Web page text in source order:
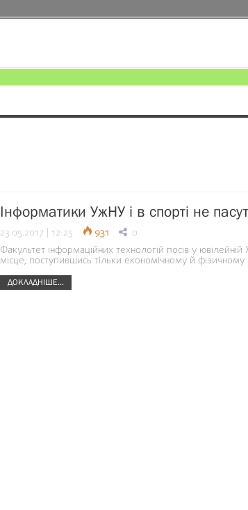
Інформатики УжНУ і в спорті не
23.05.2017 | 12:25 931 0
Факультет інформаційних технологій посів у
місце, поступившись тільки економічному й
ДОКЛАДНІШЕ...